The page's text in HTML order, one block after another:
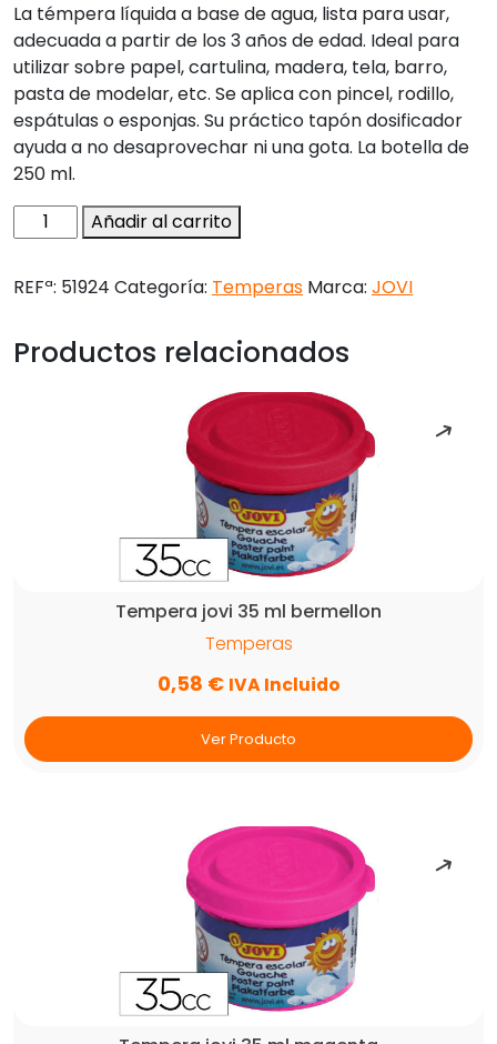
La témpera líquida a base de agua, lista para usar,
adecuada a partir de los 3 años de edad. Ideal para
utilizar sobre papel, cartulina, madera, tela, barro,
pasta de modelar, etc. Se aplica con pincel, rodillo,
espátulas o esponjas. Su práctico tapón dosificador
ayuda a no desaprovechar ni una gota. La botella de
250 ml.
Tempera
liquida
escolar
ml
Añadir al carrito
REFª: 51924 Categoría: Temperas Marca: JOVI
Productos relacionados
Tempera jovi 35 ml bermellon
Temperas
0,58 € IVA Incluido
Ver Producto